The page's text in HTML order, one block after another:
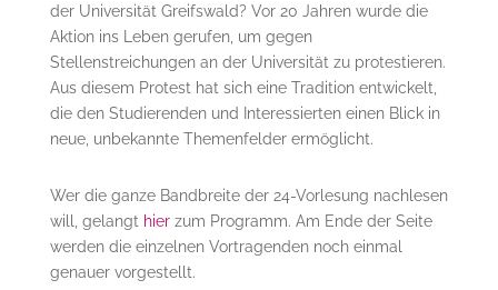
der Universität Greifswald? Vor 20 Jahren wurde die
Aktion ins Leben gerufen, um gegen
Stellenstreichungen an der Universität zu protestieren.
Aus diesem Protest hat sich eine Tradition entwickelt,
die den Studierenden und Interessierten einen Blick in
neue, unbekannte Themenfelder ermöglicht.
Wer die ganze Bandbreite der 24-Vorlesung nachlesen
will, gelangt hierzum Programm. Am Ende der Seite
werden die einzelnen Vortragenden noch einmal
genauer vorgestellt.